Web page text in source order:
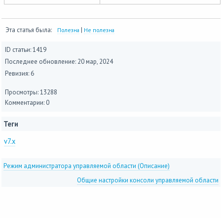
Эта статья была: Полезна | Не полезна
ID статьи: 1419
Последнее обновление: 20 мар, 2024
Ревизия: 6
Просмотры: 13288
Комментарии: 0
Теги
v7.x
Режим администратора управляемой области (Описание)
Общие настройки консоли управляемой области